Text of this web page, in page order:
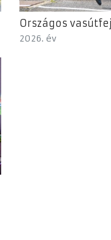
Országos
2026. év